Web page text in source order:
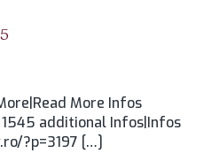
More Infos
additional Infos|Infos
?p=3197 […]